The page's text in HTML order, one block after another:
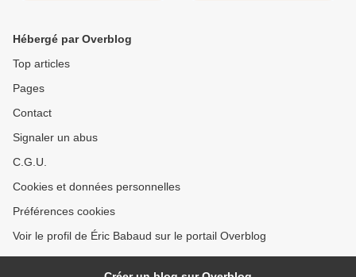
Hébergé par Overblog
Top articles
Pages
Contact
Signaler un abus
C.G.U.
Cookies et données personnelles
Préférences cookies
Voir le profil de Éric Babaud sur le portail Overblog